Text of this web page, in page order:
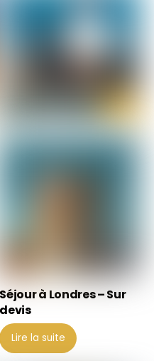
Séjour à Londres – Sur
devis
Lire la suite